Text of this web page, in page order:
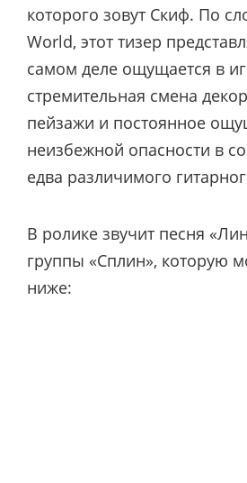
которого зовут Скиф. По
World, этот тизер
самом деле ощущается в
стремительная смена
пейзажи и постоянное
неизбежной опасности в
едва различимого
В ролике звучит песня
группы «Сплин», которую
ниже: